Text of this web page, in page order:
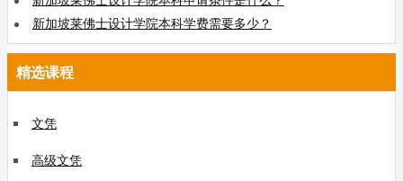
新加坡莱佛士设计学院本科学费需要多少？
精选课程
文凭
高级文凭